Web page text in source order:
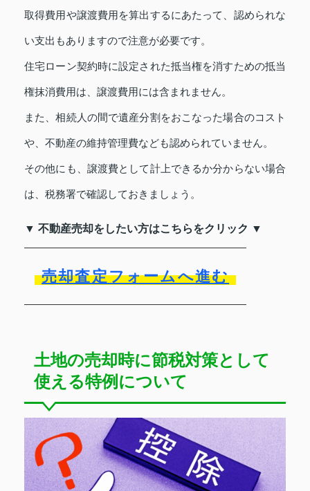
取得費用や譲渡費用を算出するにあたって、認められな
い支出もありますので注意が必要です。
住宅ローン契約時に設定された抵当権を消すための抵当
権抹消費用は、譲渡費用には含まれません。
また、相続人の間で遺産分割をおこなった場合のコスト
や、不動産の維持管理費なども認められていません。
その他にも、譲渡費として計上できるか分からない場合
は、税務署で確認しておきましょう。
▼ 不動産売却をしたい方はこちらをクリック ▼
売却査定フォームへ進む
土地の売却時に節税対策として
使える特例について